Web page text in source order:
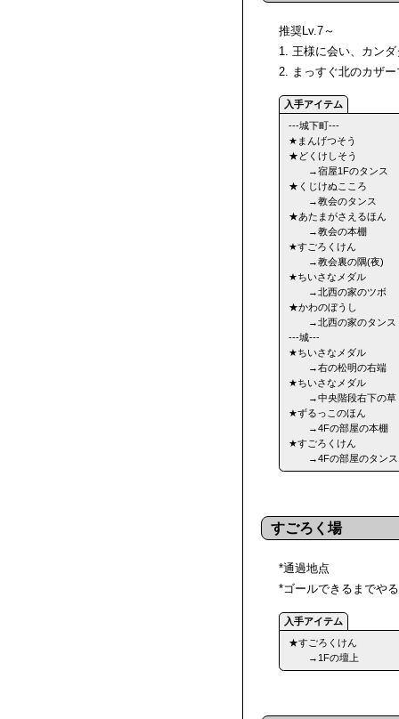
推奨Lv.7～
1. 王様に会い、カンダ
2. まっすぐ北のカザー
---城下町---
★まんげつそう
★どくけしそう
→宿屋1Fのタンス
★くじけぬこころ
→教会のタンス
★あたまがさえるほん
→教会の本棚
★すごろくけん
→教会裏の隅(夜)
★ちいさなメダル
→北西の家のツボ
★かわのぼうし
→北西の家のタンス
---城---
★ちいさなメダル
→右の松明の右端
★ちいさなメダル
→中央階段右下の草
★ずるっこのほん
→4Fの部屋の本棚
★すごろくけん
→4Fの部屋のタンス
すごろく場
*通過地点
*ゴールできるまでや
★すごろくけん
→1Fの壇上